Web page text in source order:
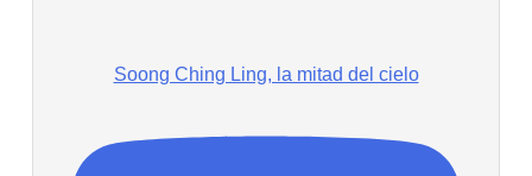
Soong Ching Ling, la mitad del cielo